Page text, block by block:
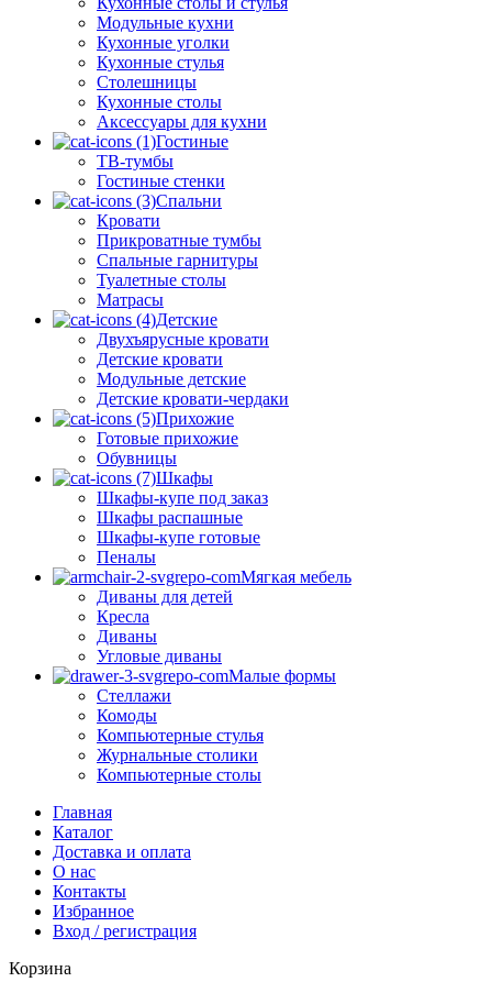
Модульные кухни
Кухонные уголки
Кухонные стулья
Столешницы
Кухонные столы
Аксессуары для кухни
Гостиные
ТВ-тумбы
Гостиные стенки
Спальни
Кровати
Прикроватные тумбы
Спальные гарнитуры
Туалетные столы
Матрасы
Детские
Двухъярусные кровати
Детские кровати
Модульные детские
Детские кровати-чердаки
Прихожие
Готовые прихожие
Обувницы
Шкафы
Шкафы-купе под заказ
Шкафы распашные
Шкафы-купе готовые
Пеналы
Мягкая мебель
Диваны для детей
Кресла
Диваны
Угловые диваны
Малые формы
Стеллажи
Комоды
Компьютерные стулья
Журнальные столики
Компьютерные столы
Главная
Каталог
Доставка и оплата
О нас
Контакты
Избранное
Вход / регистрация
Корзина